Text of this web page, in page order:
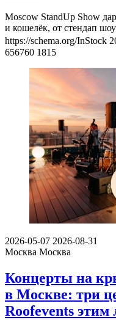
Moscow StandUp Show
и кошелёк, от стендап
https://schema.org/InStock
656760 1815
2026-05-07 2026-08-31
Москва Москва
Концерты на
в Москве: три
Roofevents этим